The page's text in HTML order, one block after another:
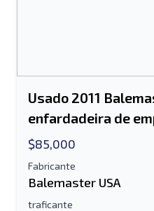
Usado 2011
enfardadeira de
$85,000
Fabricante
Balemaster USA
traficante